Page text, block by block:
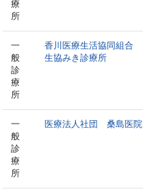
療
所
一
般
診
療
所
香川医療生活協同組合
生協みき診療所
一
般
診
療
所
医療法人社団 桑島医院